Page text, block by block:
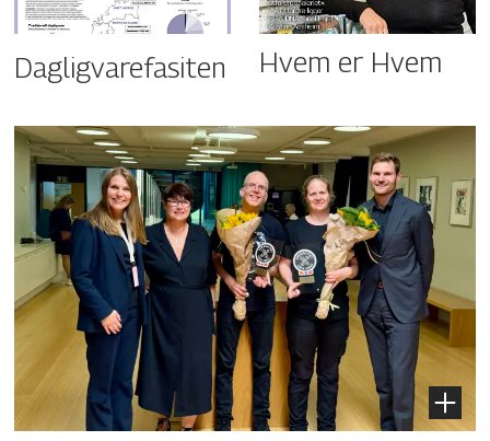
Dagligvarefasiten Hvem er Hvem